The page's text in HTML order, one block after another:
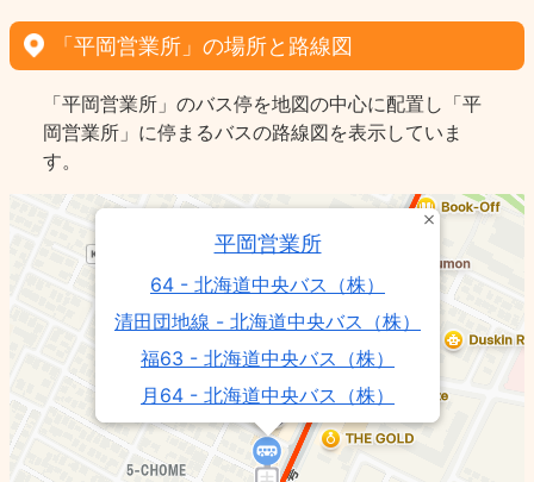
「平岡営業所」の場所と路線図
「平岡営業所」のバス停を地図の中心に配置し「平
岡営業所」に停まるバスの路線図を表示していま
す。
平岡営業所
64 - 北海道中央バス（株）
清田団地線 - 北海道中央バス（株）
福63 - 北海道中央バス（株）
月64 - 北海道中央バス（株）
大87 - 北海道中央バス（株）
大67 - 北海道中央バス（株）